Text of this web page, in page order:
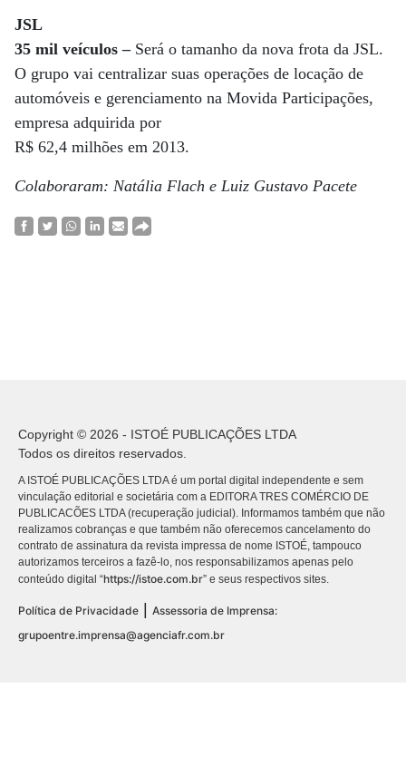
JSL
35 mil veículos –Será o tamanho da nova frota da JSL.
O grupo vai centralizar suas operações de locação de
automóveis e gerenciamento na Movida Participações,
empresa adquirida por
R$ 62,4 milhões em 2013.
Colaboraram: Natália Flach e Luiz Gustavo Pacete
Copyright © 2026 - ISTOÉ PUBLICAÇÕES LTDA
Todos os direitos reservados.
A ISTOÉ PUBLICAÇÕES LTDA é um portal digital independente e sem
vinculação editorial e societária com a EDITORA TRES COMÉRCIO DE
PUBLICACÕES LTDA (recuperação judicial). Informamos também que não
realizamos cobranças e que também não oferecemos cancelamento do
contrato de assinatura da revista impressa de nome ISTOÉ, tampouco
autorizamos terceiros a fazê-lo, nos responsabilizamos apenas pelo
conteúdo digital “https://istoe.com.br” e seus respectivos sites.
Política de Privacidade
Assessoria de Imprensa:
grupoentre.imprensa@agenciafr.com.br